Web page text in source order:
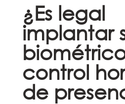
¿Es legal
implantar
control
de